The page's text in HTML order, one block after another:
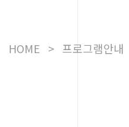
HOME > 프로그램안내